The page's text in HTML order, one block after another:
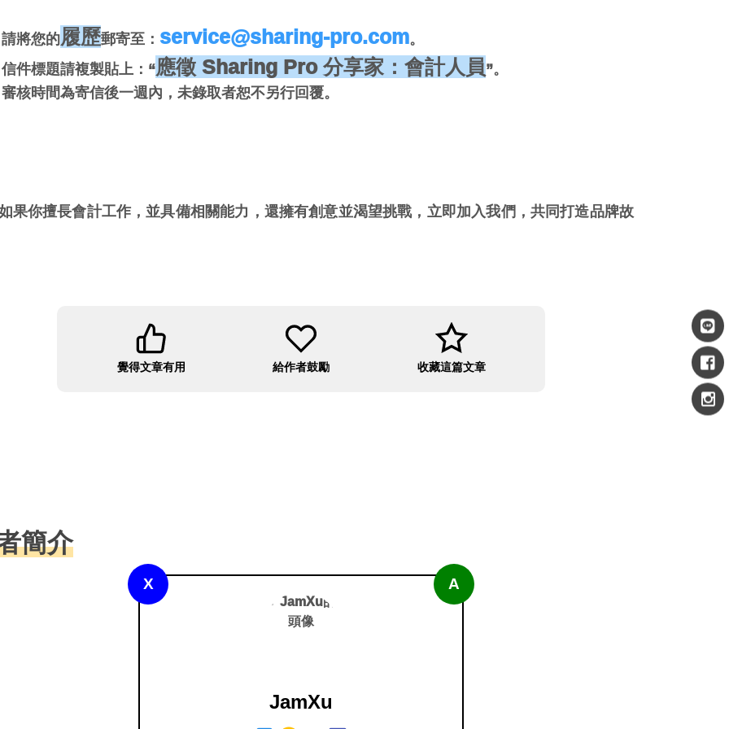
請將您的履歷郵寄至： service@sharing-pro.com。
信件標題請複製貼上：“應徵 Sharing Pro 分享家：會計人員”。
審核時間為寄信後一週內，未錄取者恕不另行回覆。
果你擅長會計工作，並具備相關能力，還擁有創意並渴望挑戰，立即加入我們，共同打造品牌故
覺得文章有用 給作者鼓勵 收藏這篇文章
簡介
X A
JamXu